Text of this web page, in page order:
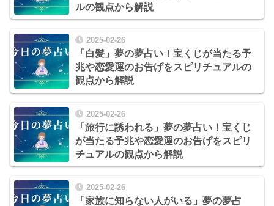
ルの観点から解説
2025-02-26
「白髪」夢の夢占い！宝くじが当たる予
兆や恋愛運のお告げをスピリチュアルの
観点から解説
2025-02-26
「旅行に誘われる」夢の夢占い！宝くじ
が当たる予兆や恋愛運のお告げをスピリ
チュアルの観点から解説
2025-02-26
「家族に知らない人がいる」夢の夢占